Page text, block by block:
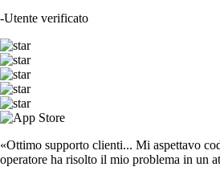
-Utente verificato
«Ottimo supporto clienti... Mi aspettavo
operatore ha risolto il mio problema in un